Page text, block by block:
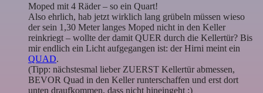
Moped mit 4 Räder – so ein Quart!
Also ehrlich, hab jetzt wirklich lang grübeln müssen wieso
der sein 1,30 Meter langes Moped nicht in den Keller
reinkriegt – wollte der damit QUER durch die Kellertür? Bis
mir endlich ein Licht aufgegangen ist: der Hirni meint ein
QUAD.
(Tipp: nächstesmal lieber ZUERST Kellertür abmessen,
BEVOR Quad in den Keller runterschaffen und erst dort
unten draufkommen, dass nicht hineingeht ;)